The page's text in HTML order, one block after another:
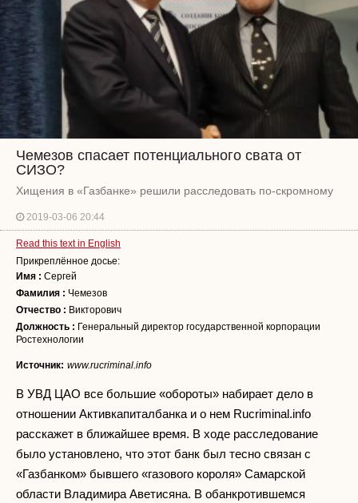
Чемезов спасает потенциального свата от
СИЗО?
Хищения в «Газбанке» решили расследовать по-скромному
2019-03-06 20:44
Read this text in English
Прикреплённое досье:
Имя : Сергей
Фамилия : Чемезов
Отчество : Викторович
Должность : Генеральный директор государственной корпорации
Ростехнологии
Источник: www.rucriminal.info
В УВД ЦАО все большие «обороты» набирает дело в
отношении Активкапиталбанка и о нем Rucriminal.info
расскажет в ближайшее время. В ходе расследование
было установлено, что этот банк был тесно связан с
«Газбанком» бывшего «газового короля» Самарской
области Владимира Аветисяна. В обанкротившемся